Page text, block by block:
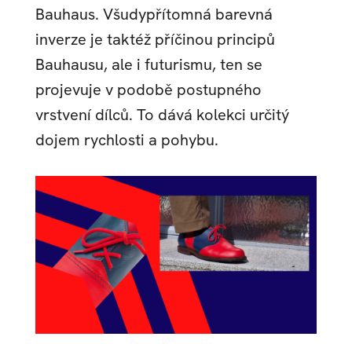
Bauhaus. Všudypřítomná barevná
inverze je taktéž příčinou principů
Bauhausu, ale i futurismu, ten se
projevuje v podobě postupného
vrstvení dílců. To dává kolekci určitý
dojem rychlosti a pohybu.